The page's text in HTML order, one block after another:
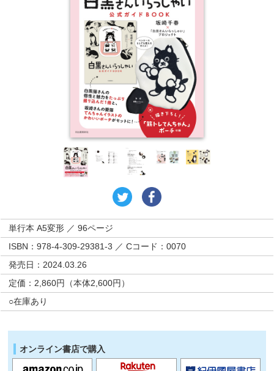
単行本 A5変形 ／ 96ページ
ISBN：978-4-309-29381-3 ／ Cコード：0070
発売日：2024.03.26
定価：2,860円（本体2,600円）
○在庫あり
オンライン書店で購入